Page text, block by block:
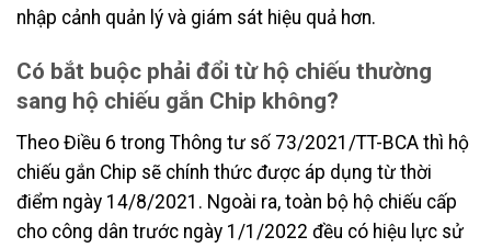
nhập cảnh quản lý và giám sát hiệu quả hơn.
Có bắt buộc phải đổi từ hộ chiếu thường
sang hộ chiếu gắn Chip không?
Theo Điều 6 trong Thông tư số 73/2021/TT-BCA thì hộ
chiếu gắn Chip sẽ chính thức được áp dụng từ thời
điểm ngày 14/8/2021. Ngoài ra, toàn bộ hộ chiếu cấp
cho công dân trước ngày 1/1/2022 đều có hiệu lực sử